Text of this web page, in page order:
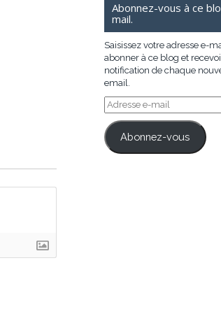
Abonnez-vous à ce
mail.
Saisissez votre adresse e-
abonner à ce blog et
notification de chaque
email.
Adresse
e-
mail
Abonnez-vous